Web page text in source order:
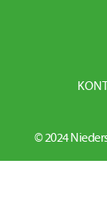
© 2024